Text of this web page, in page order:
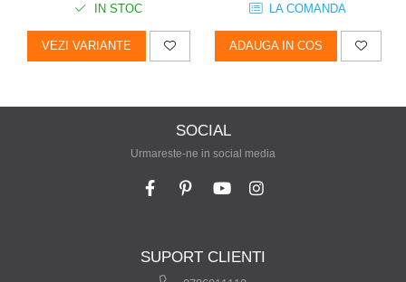
IN STOC
VEZI VARIANTE
LA COMANDA
ADAUGA IN COS
SOCIAL
Urmareste-ne in social media
SUPORT CLIENTI